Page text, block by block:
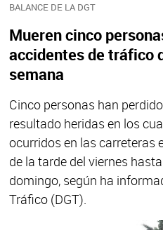
BALANCE DE LA DGT
Mueren cinco
accidentes de tráfico
semana
Cinco personas han
resultado heridas en los
ocurridos en las carreteras
de la tarde del viernes
domingo, según ha
Tráfico (DGT).